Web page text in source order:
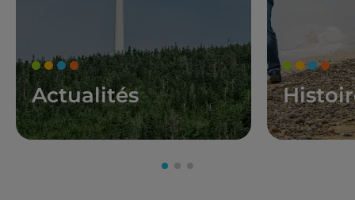
Actualités